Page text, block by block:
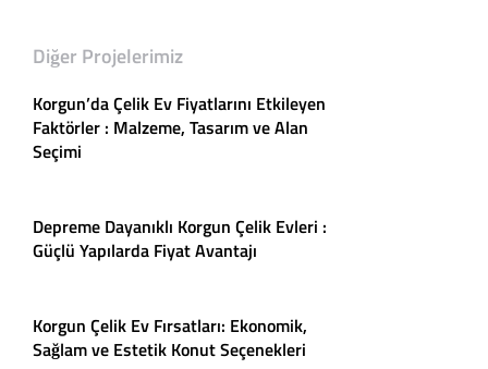
Diğer Projelerimiz
Korgun’da Çelik Ev Fiyatlarını Etkileyen
Faktörler : Malzeme, Tasarım ve Alan
Seçimi
Depreme Dayanıklı Korgun Çelik Evleri :
Güçlü Yapılarda Fiyat Avantajı
Korgun Çelik Ev Fırsatları: Ekonomik,
Sağlam ve Estetik Konut Seçenekleri